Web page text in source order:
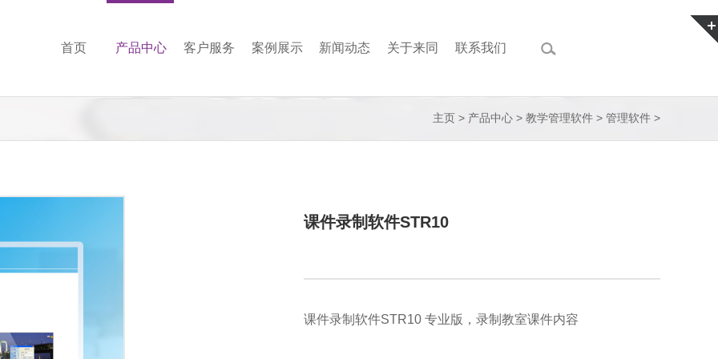
首页 产品中心 客户服务 案例展示 新闻动态 关于来同 联系我们
主页 > 产品中心 > 教学管理软件 > 管理软件 >
课件录制软件STR10
课件录制软件STR10 专业版，录制教室课件内容